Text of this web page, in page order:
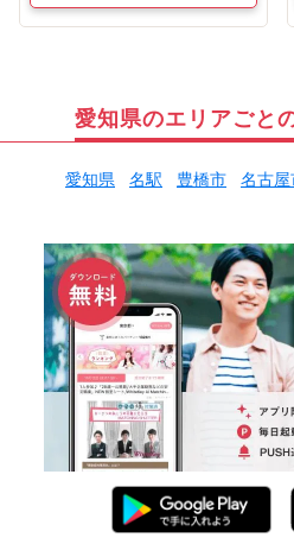
愛知県のエリアごと
愛知県 名駅 豊橋市 名古